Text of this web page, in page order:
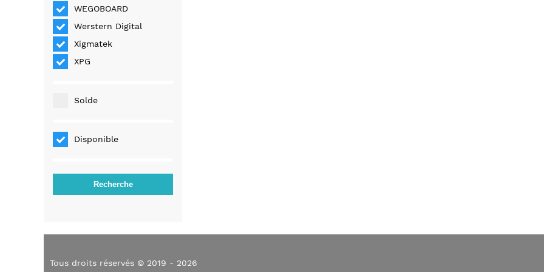
WEGOBOARD
Werstern Digital
Xigmatek
XPG
Solde
Disponible
Tous droits réservés © 2019 - 2026